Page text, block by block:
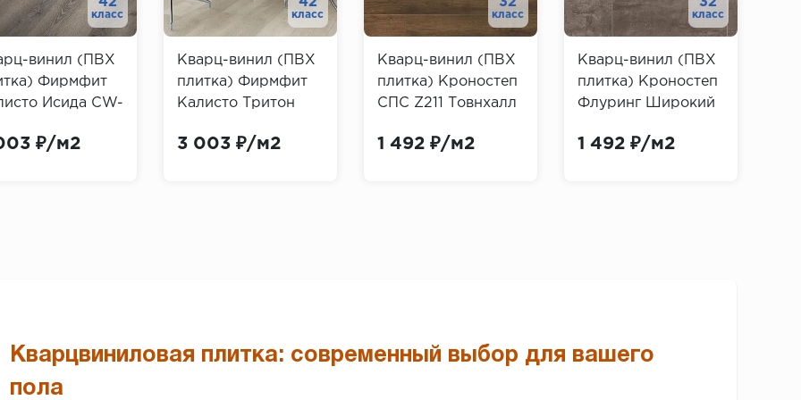
класс
винил (ПВХ
Фирмфит
Исида CW-
₽/м2
класс
Кварц-винил (ПВХ
плитка) Фирмфит
Калисто Тритон
Calisto)
3 003 ₽/м2
класс
Кварц-винил (ПВХ
плитка) Кроностеп
СПС Z211 Товнхалл
Townhall Oak)
1 492 ₽/м2
класс
Кварц-винил (ПВХ
плитка) Кроностеп
Флуринг Широкий
Империал
1 492 ₽/м2
Кварцвиниловая плитка: современный выбор для вашего
пола